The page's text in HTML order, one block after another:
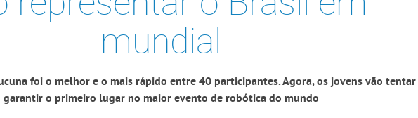
mundial
foi o melhor e o mais rápido entre 40 participantes. Agora, os jovens vão tentar
garantir o primeiro lugar no maior evento de robótica do mundo